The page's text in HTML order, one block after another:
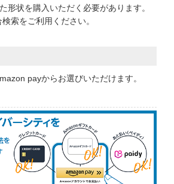
形状を購入いただく必要があります。
索をご利用ください。
payからお選びいただけます。